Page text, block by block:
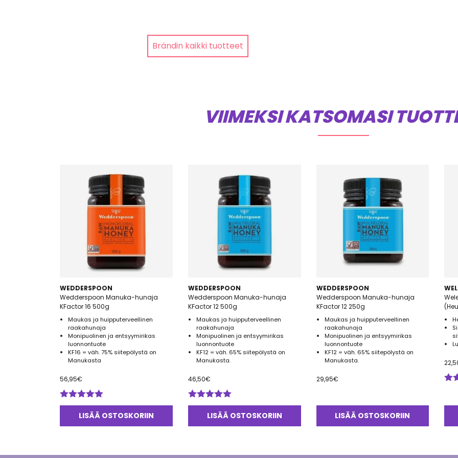
Brändin kaikki tuotteet
VIIMEKSI KATSOMASI
WEDDERSPOON
Wedderspoon Manuka-hunaja
KFactor 16 500g
Maukas ja huipputerveellinen
raakahunaja
Monipuolinen ja entsyymirikas
luonnontuote
KF16 = väh. 75% siitepölystä on
Manukasta
56,95€
Arvostelu
tuotteesta:
LISÄÄ OSTOSKORIIN
WEDDERSPOON
Wedderspoon Manuka-hunaja
KFactor 12 500g
Maukas ja huipputerveellinen
raakahunaja
Monipuolinen ja entsyymirikas
luonnontuote
KF12 = väh. 65% siitepölystä on
Manukasta.
46,50€
Arvostelu
tuotteesta:
LISÄÄ OSTOSKORIIN
WEDDERSPOON
Wedderspoon Manuka-hunaja
KFactor 12 250g
Maukas ja huipputerveellinen
raakahunaja
Monipuolinen ja entsyymirikas
luonnontuote
KF12 = väh. 65% siitepölystä on
Manukasta.
29,95€
LISÄÄ OSTOSKORIIN